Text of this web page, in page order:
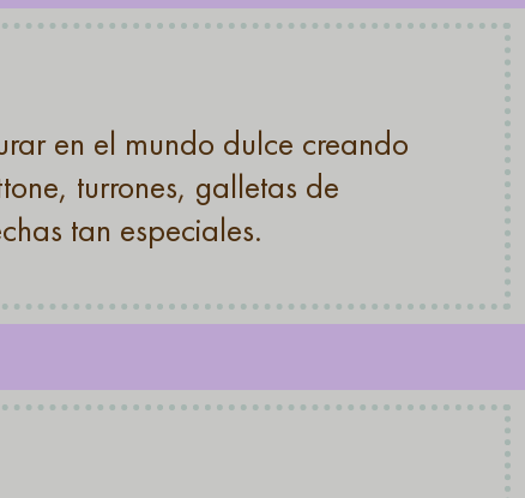
en el mundo dulce creando
turrones, galletas de
tan especiales.